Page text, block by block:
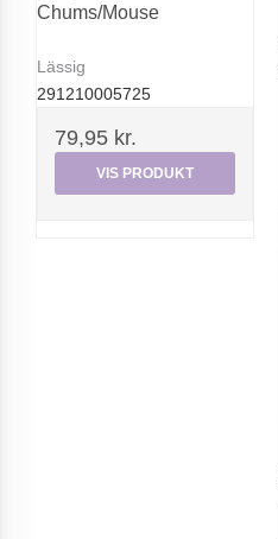
Chums/Mouse
Lässig
291210005725
79,95 kr.
VIS PRODUKT